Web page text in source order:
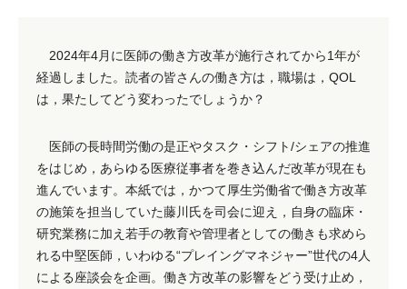
2024年4月に医師の働き方改革が施行されてから1年が
経過しました。読者の皆さんの働き方は，職場は，QOL
は，果たしてどう変わったでしょうか？
医師の長時間労働の是正やタスク・シフト/シェアの推進
をはじめ，あらゆる医療従事者を巻き込んだ改革が現在も
進んでいます。本紙では，かつて厚生労働省で働き方改革
の施策を担当していた藤川氏を司会に迎え，自身の臨床・
研究業務に加え若手の教育や管理者としての働きも求めら
れる中堅医師，いわゆる“プレイングマネジャー”世代の4人
による座談会を企画。働き方改革の影響をどう受け止め，